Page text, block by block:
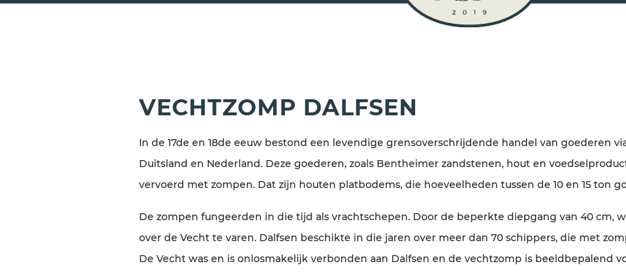
VECHTZOMP DALFSEN
In de 17de en 18de eeuw bestond een levendige grensoverschrijdende handel van goederen
Duitsland en Nederland. Deze goederen, zoals Bentheimer zandstenen, hout en
vervoerd met zompen. Dat zijn houten platbodems, die hoeveelheden tussen de 10 en 15 ton
De zompen fungeerden in die tijd als vrachtschepen. Door de beperkte diepgang van 40 cm,
over de Vecht te varen. Dalfsen beschikte in die jaren over meer dan 70 schippers, die met
De Vecht was en is onlosmakelijk verbonden aan Dalfsen en de vechtzomp is beeldbepalend